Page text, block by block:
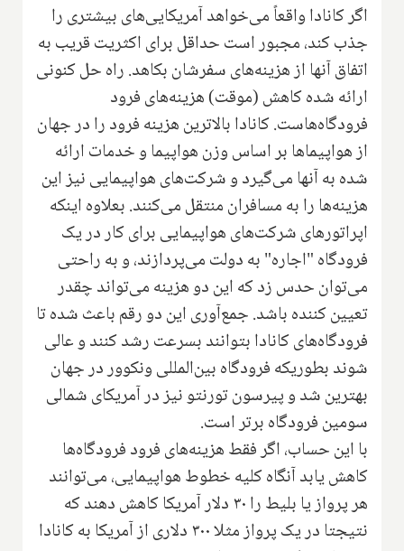
اگر کانادا واقعاً می‌خواهد آمریکایی‌های بیشتری را
جذب کند، مجبور است حداقل برای اکثریت قریب به
اتفاق آنها از هزینه‌های سفرشان بکاهد. راه حل کنونی
ارائه شده کاهش (موقت) هزینه‌های فرود
فرودگاه‌هاست. کانادا بالاترین هزینه فرود را در جهان
از هواپیماها بر اساس وزن هواپیما و خدمات ارائه
شده به آنها می‌گیرد و شرکت‌های هواپیمایی نیز این
هزینه‌ها را به مسافران منتقل می‌کنند. بعلاوه اینکه
اپراتورهای شرکت‌های هواپیمایی برای کار در یک
فرودگاه "اجاره" به دولت می‌پردازند، و به راحتی
می‌توان حدس زد که این دو هزینه می‌تواند چقدر
تعیین کننده باشد. جمع‌آوری این دو رقم باعث شده تا
فرودگاه‌های کانادا بتوانند بسرعت رشد کنند و عالی
شوند بطوریکه فرودگاه بین‌المللی ونکوور در جهان
بهترین شد و پیرسون تورنتو نیز در آمریکای شمالی
سومین فرودگاه برتر است.
با این حساب، اگر فقط هزینه‌های فرود فرودگاه‌ها
کاهش یابد آنگاه کلیه خطوط هواپیمایی، می‌توانند
هر پرواز یا بلیط را ۳۰ دلار آمریکا کاهش دهند که
نتیجتا در یک پرواز مثلا ۳۰۰ دلاری از آمریکا به کانادا